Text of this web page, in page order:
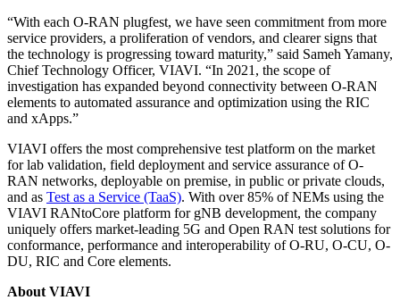
“With each O-RAN plugfest, we have seen commitment from more
service providers, a proliferation of vendors, and clearer signs that
the technology is progressing toward maturity,” said Sameh Yamany,
Chief Technology Officer, VIAVI. “In 2021, the scope of
investigation has expanded beyond connectivity between O-RAN
elements to automated assurance and optimization using the RIC
and xApps.”
VIAVI offers the most comprehensive test platform on the market
for lab validation, field deployment and service assurance of O-
RAN networks, deployable on premise, in public or private clouds,
and as Test as a Service (TaaS). With over 85% of NEMs using the
VIAVI RANtoCore platform for gNB development, the company
uniquely offers market-leading 5G and Open RAN test solutions for
conformance, performance and interoperability of O-RU, O-CU, O-
DU, RIC and Core elements.
About VIAVI